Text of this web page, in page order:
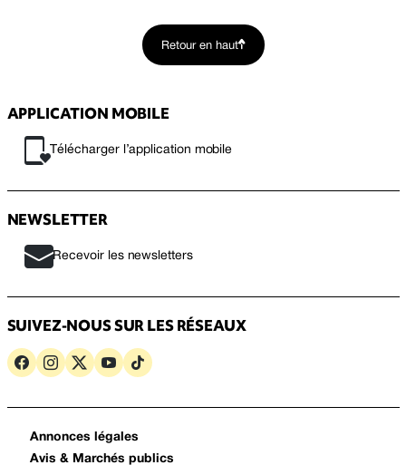
Retour en haut
APPLICATION MOBILE
Télécharger l’application mobile
NEWSLETTER
Recevoir les newsletters
SUIVEZ-NOUS SUR LES RÉSEAUX
Annonces légales
Avis & Marchés publics